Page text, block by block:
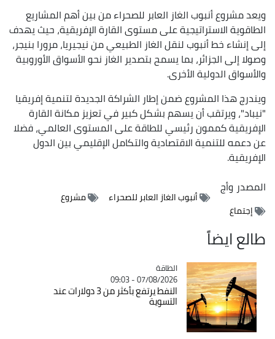
ويعد مشروع أنبوب الغاز العابر للصحراء من بين أهم المشاريع
الطاقوية الاستراتيجية على مستوى القارة الإفريقية، حيث يهدف
إلى إنشاء خط أنبوب لنقل الغاز الطبيعي من نيجيريا، مرورا بنيجر،
وصولا إلى الجزائر، بما يسمح بتصدير الغاز نحو الأسواق الأوروبية
والأسواق الدولية الأخرى.
ويندرج هذا المشروع ضمن إطار الشراكة الجديدة لتنمية إفريقيا
"نيباد"، ويرتقب أن يسهم بشكل كبير في تعزيز مكانة القارة
الإفريقية كممون رئيسي للطاقة على المستوى العالمي، فضلا
عن دعمه للتنمية الاقتصادية والتكامل الإقليمي بين الدول
الإفريقية.
المصدروأج
أنبوب الغاز العابر للصحراء
مشروع
إجتماع
طالع ايضاً
Catégorie
الطاقة
07/08/2026 - 09:03
النفط يرتفع بأكثر من 3 دولارات عند
التسوية